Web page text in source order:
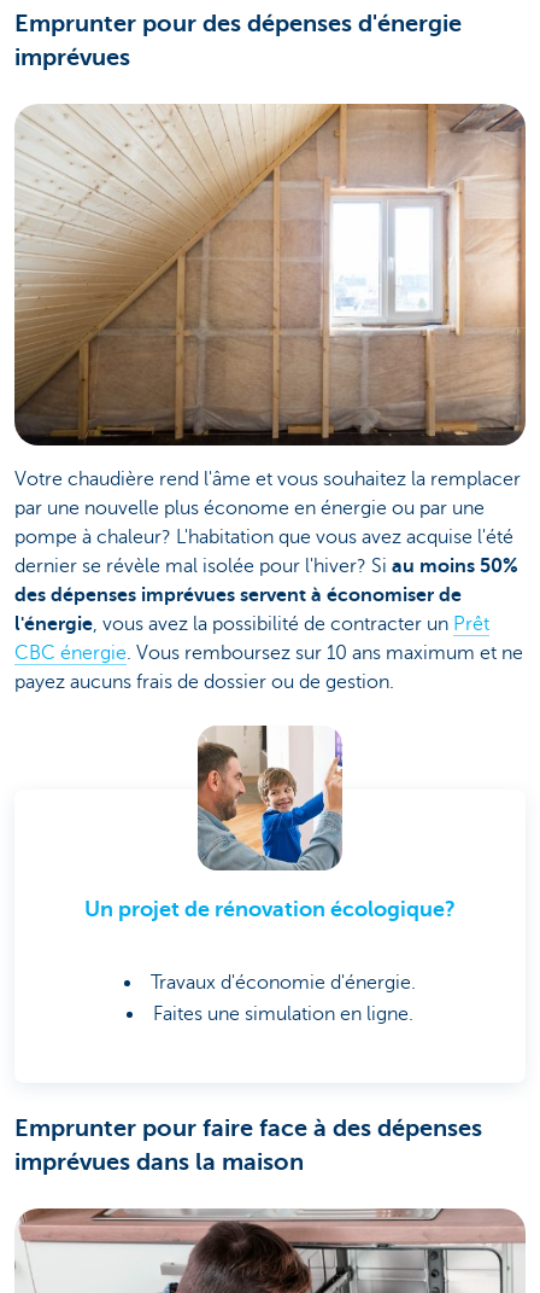
Emprunter pour des dépenses d'énergie
imprévues
Votre chaudière rend l'âme et vous souhaitez la remplacer
par une nouvelle plus économe en énergie ou par une
pompe à chaleur? L'habitation que vous avez acquise l'été
dernier se révèle mal isolée pour l'hiver? Si au moins 50%
des dépenses imprévues servent à économiser de
l'énergie, vous avez la possibilité de contracter un Prêt
CBC énergie. Vous remboursez sur 10 ans maximum et ne
payez aucuns frais de dossier ou de gestion.
Un projet de rénovation écologique?
Travaux d'économie d'énergie.
Faites une simulation en ligne.
Emprunter pour faire face à des dépenses
imprévues dans la maison